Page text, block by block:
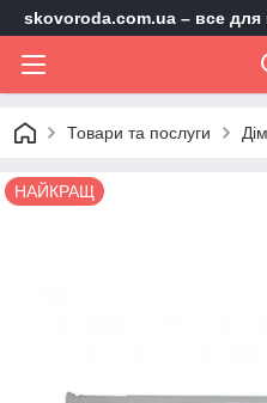
skovoroda.com.ua – все для
Товари та послуги
НАЙКРАЩ